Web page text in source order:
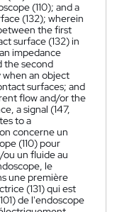
(110); and a
(132); wherein
the first
surface (132) in
impedance
the second
when an object
surfaces; and
flow and/or the
a signal (147,
to a
concerne un
(110) pour
un fluide au
le
une première
(131) qui est
de l'endoscope